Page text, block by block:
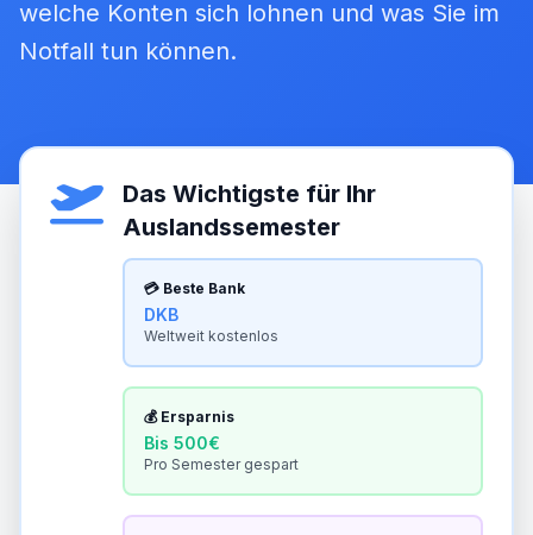
welche Konten sich lohnen und was Sie im
Notfall tun können.
Das Wichtigste für Ihr
Auslandssemester
💳 Beste Bank
DKB
Weltweit kostenlos
💰 Ersparnis
Bis 500€
Pro Semester gespart